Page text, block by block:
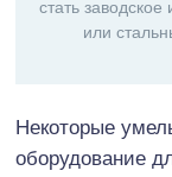
стать
или
Некоторые
оборудование